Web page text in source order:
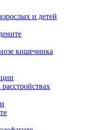
и детей
кишечника